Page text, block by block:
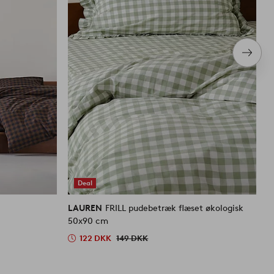
Deal
LAUREN FRILL pudebetræk flæset økologisk
50x90 cm
122 DKK 149 DKK
Næste